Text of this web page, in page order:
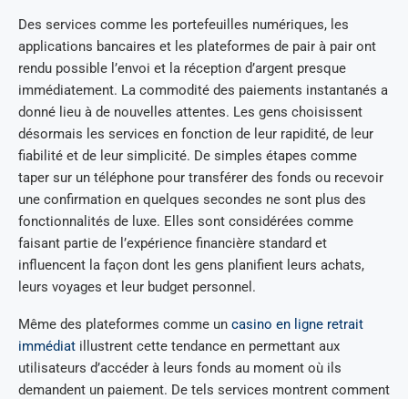
Des services comme les portefeuilles numériques, les
applications bancaires et les plateformes de pair à pair ont
rendu possible l’envoi et la réception d’argent presque
immédiatement. La commodité des paiements instantanés a
donné lieu à de nouvelles attentes. Les gens choisissent
désormais les services en fonction de leur rapidité, de leur
fiabilité et de leur simplicité. De simples étapes comme
taper sur un téléphone pour transférer des fonds ou recevoir
une confirmation en quelques secondes ne sont plus des
fonctionnalités de luxe. Elles sont considérées comme
faisant partie de l’expérience financière standard et
influencent la façon dont les gens planifient leurs achats,
leurs voyages et leur budget personnel.
Même des plateformes comme un casino en ligne retrait
immédiat illustrent cette tendance en permettant aux
utilisateurs d’accéder à leurs fonds au moment où ils
demandent un paiement. De tels services montrent comment